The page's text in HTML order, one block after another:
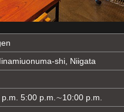
shi, Niigata
5:00 p.m.∼10:00 p.m.